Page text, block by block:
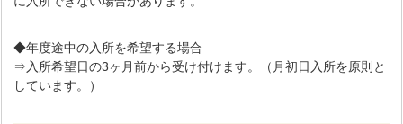
◆年度途中の入所を希望する場合
⇒入所希望日の3ヶ月前から受け付けます。（月初日入所を原則と
しています。）